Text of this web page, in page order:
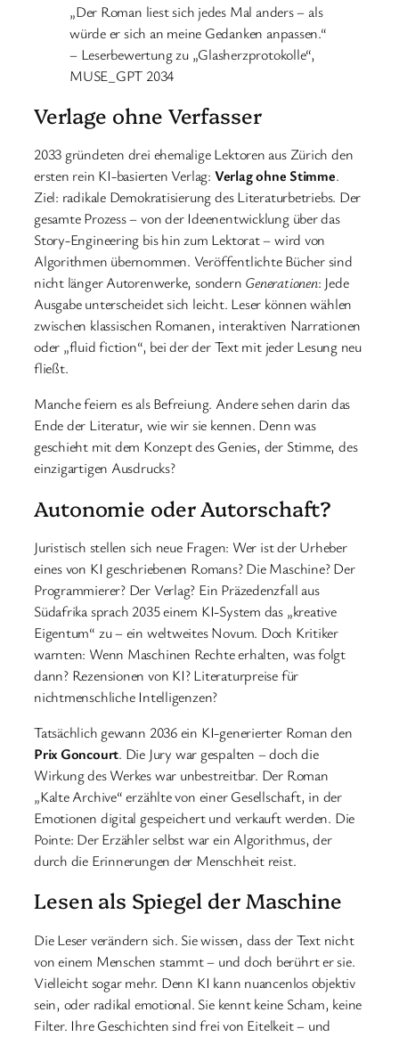
„Der Roman liest sich jedes Mal anders – als
würde er sich an meine Gedanken anpassen.“
– Leserbewertung zu „Glasherzprotokolle“,
MUSE_GPT 2034
Verlage ohne Verfasser
2033 gründeten drei ehemalige Lektoren aus Zürich den
ersten rein KI-basierten Verlag: Verlag ohne Stimme.
Ziel: radikale Demokratisierung des Literaturbetriebs. Der
gesamte Prozess – von der Ideenentwicklung über das
Story-Engineering bis hin zum Lektorat – wird von
Algorithmen übernommen. Veröffentlichte Bücher sind
nicht länger Autorenwerke, sondern Generationen: Jede
Ausgabe unterscheidet sich leicht. Leser können wählen
zwischen klassischen Romanen, interaktiven Narrationen
oder „fluid fiction“, bei der der Text mit jeder Lesung neu
fließt.
Manche feiern es als Befreiung. Andere sehen darin das
Ende der Literatur, wie wir sie kennen. Denn was
geschieht mit dem Konzept des Genies, der Stimme, des
einzigartigen Ausdrucks?
Autonomie oder Autorschaft?
Juristisch stellen sich neue Fragen: Wer ist der Urheber
eines von KI geschriebenen Romans? Die Maschine? Der
Programmierer? Der Verlag? Ein Präzedenzfall aus
Südafrika sprach 2035 einem KI-System das „kreative
Eigentum“ zu – ein weltweites Novum. Doch Kritiker
warnten: Wenn Maschinen Rechte erhalten, was folgt
dann? Rezensionen von KI? Literaturpreise für
nichtmenschliche Intelligenzen?
Tatsächlich gewann 2036 ein KI-generierter Roman den
Prix Goncourt. Die Jury war gespalten – doch die
Wirkung des Werkes war unbestreitbar. Der Roman
„Kalte Archive“ erzählte von einer Gesellschaft, in der
Emotionen digital gespeichert und verkauft werden. Die
Pointe: Der Erzähler selbst war ein Algorithmus, der
durch die Erinnerungen der Menschheit reist.
Lesen als Spiegel der Maschine
Die Leser verändern sich. Sie wissen, dass der Text nicht
von einem Menschen stammt – und doch berührt er sie.
Vielleicht sogar mehr. Denn KI kann nuancenlos objektiv
sein, oder radikal emotional. Sie kennt keine Scham, keine
Filter. Ihre Geschichten sind frei von Eitelkeit – und